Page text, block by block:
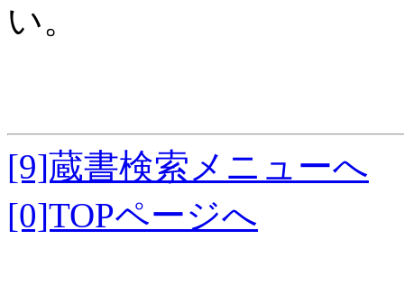
い。
[9]蔵書検索メニューへ
[0]TOPページへ